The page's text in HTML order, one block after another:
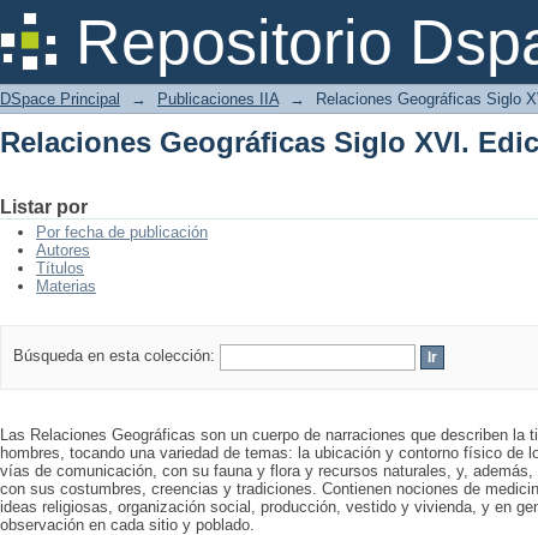
Repositorio
Relaciones Geográficas Siglo XVI.
DSpace Principal → Publicaciones IIA → Relaciones Geográficas Siglo
Relaciones Geográficas Siglo XVI.
Listar por
Por fecha de publicación
Autores
Títulos
Materias
Búsqueda en esta colección:
Las Relaciones Geográficas son un cuerpo de narraciones que describen la
hombres, tocando una variedad de temas: la ubicación y contorno físico de
vías de comunicación, con su fauna y flora y recursos naturales, y,
con sus costumbres, creencias y tradiciones. Contienen nociones de
ideas religiosas, organización social, producción, vestido y vivienda, y en
observación en cada sitio y poblado.